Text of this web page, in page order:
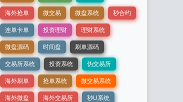
海外抢单 微交易 微盘系统 秒合约
连单卡单 投资理财 理财系统
微盘源码 时间盘 刷单源码
交易所系统 投资系统 伪交易所
海外刷单 抢单系统 微交易系统
海外微盘 海外交易所 秒U系统